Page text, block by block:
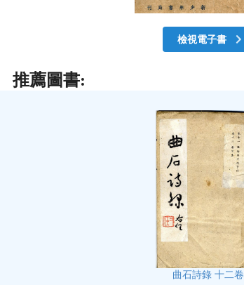
檢視電子書
推薦圖書:
曲石詩錄 十二卷